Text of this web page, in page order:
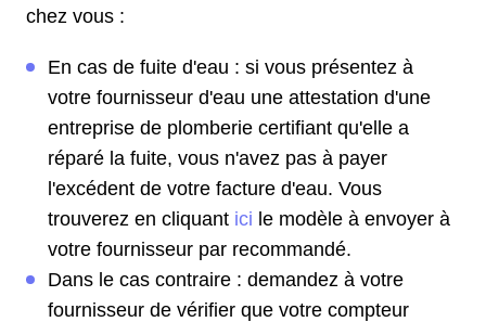
chez vous :
En cas de fuite d'eau : si vous présentez à
votre fournisseur d'eau une attestation d'une
entreprise de plomberie certifiant qu'elle a
réparé la fuite, vous n'avez pas à payer
l'excédent de votre facture d'eau. Vous
trouverez en cliquant ici le modèle à envoyer à
votre fournisseur par recommandé.
Dans le cas contraire : demandez à votre
fournisseur de vérifier que votre compteur